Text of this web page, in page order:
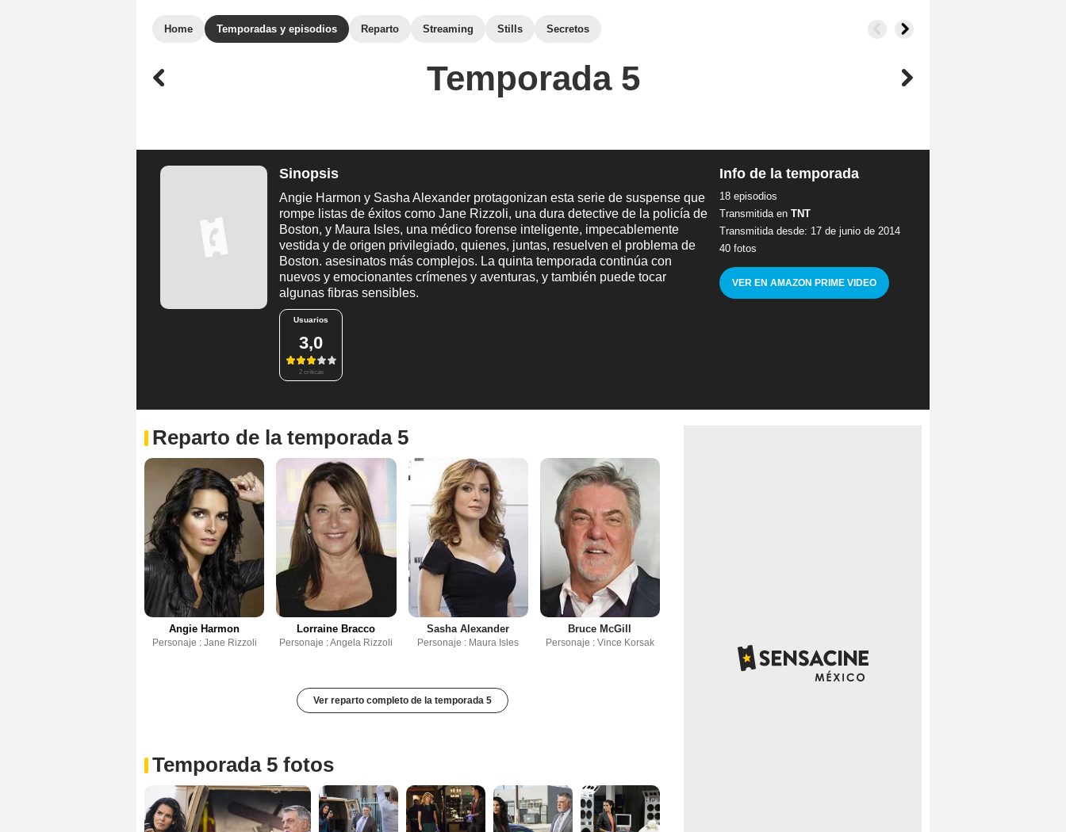
Home Temporadas y episodios Reparto Streaming Stills Secretos
Temporada 5
Sinopsis
Angie Harmon y Sasha Alexander protagonizan esta serie de suspense que
rompe listas de éxitos como Jane Rizzoli, una dura detective de la policía de
Boston, y Maura Isles, una médico forense inteligente, impecablemente
vestida y de origen privilegiado, quienes, juntas, resuelven el problema de
Boston. asesinatos más complejos. La quinta temporada continúa con
nuevos y emocionantes crímenes y aventuras, y también puede tocar
algunas fibras sensibles.
Usuarios
3,0
2 críticas
Info de la temporada
18 episodios
Transmitida enTNT
Transmitida desde: 17 de junio de 2014
40 fotos
VER EN AMAZON PRIME VIDEO
Reparto de la temporada 5
Angie Harmon
Personaje : Jane Rizzoli
Lorraine Bracco
Personaje : Angela Rizzoli
Sasha Alexander
Personaje : Maura Isles
Bruce McGill
Personaje : Vince Korsak
Ver reparto completo de la temporada 5
Temporada 5 fotos